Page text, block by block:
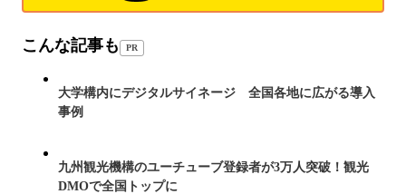
こんな記事も PR
大学構内にデジタルサイネージ 全国各地に広がる導入
事例
九州観光機構のユーチューブ登録者が3万人突破！観光
DMOで全国トップに